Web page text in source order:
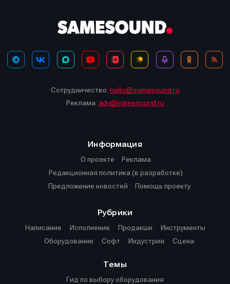
Сотрудничество: hello@samesound.ru
Реклама: adv@samesound.ru
Информация
О проекте
Реклама
Редакционная политика (в разработке)
Предложение новостей
Помощь проекту
Рубрики
Написание
Исполнение Продакшн
Инструменты
Оборудование
Софт Индустрия Сцена
Темы
Гид по выбору оборудования